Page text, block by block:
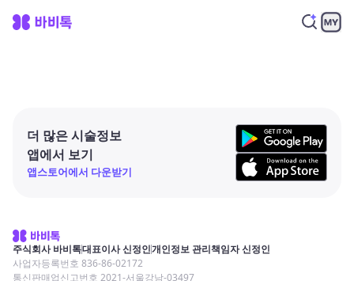
더 많은 시술정보
앱에서 보기
앱스토어에서 다운받기
주식회사 바비톡대표이사 신정인개인정보 관리책임자 신정인
사업자등록번호 836-86-02172
통신판매업신고번호 2021-서울강남-03497